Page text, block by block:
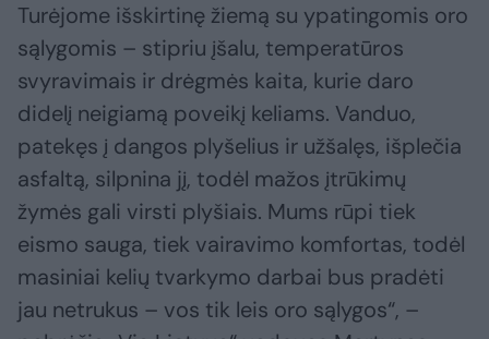
Turėjome išskirtinę žiemą su ypatingomis oro
sąlygomis – stipriu įšalu, temperatūros
svyravimais ir drėgmės kaita, kurie daro
didelį neigiamą poveikį keliams. Vanduo,
patekęs į dangos plyšelius ir užšalęs, išplečia
asfaltą, silpnina jį, todėl mažos įtrūkimų
žymės gali virsti plyšiais. Mums rūpi tiek
eismo sauga, tiek vairavimo komfortas, todėl
masiniai kelių tvarkymo darbai bus pradėti
jau netrukus – vos tik leis oro sąlygos“, –